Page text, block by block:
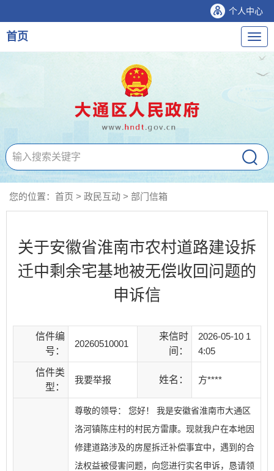
个人中心
导
航
首页
您的位置： 首页 > 政民互动 > 部门信箱
关于安徽省淮南市农村道路建设拆
迁中剩余宅基地被无偿收回问题的
申诉信
信件编
号：
20260510001
来信时
间：
2026-05-10 1
4:05
信件类
型：
我要举报 姓名： 方****
尊敬的领导： 您好！ 我是安徽省淮南市大通区
洛河镇陈庄村的村民方雷康。现就我户在本地因
修建道路涉及的房屋拆迁补偿事宜中，遇到的合
法权益被侵害问题，向您进行实名申诉，恳请领